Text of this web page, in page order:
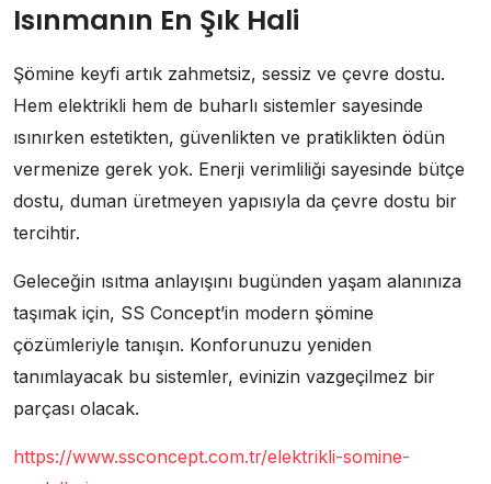
Isınmanın En Şık Hali
Şömine keyfi artık zahmetsiz, sessiz ve çevre dostu.
Hem elektrikli hem de buharlı sistemler sayesinde
ısınırken estetikten, güvenlikten ve pratiklikten ödün
vermenize gerek yok. Enerji verimliliği sayesinde bütçe
dostu, duman üretmeyen yapısıyla da çevre dostu bir
tercihtir.
Geleceğin ısıtma anlayışını bugünden yaşam alanınıza
taşımak için, SS Concept’in modern şömine
çözümleriyle tanışın. Konforunuzu yeniden
tanımlayacak bu sistemler, evinizin vazgeçilmez bir
parçası olacak.
https://www.ssconcept.com.tr/elektrikli-somine-